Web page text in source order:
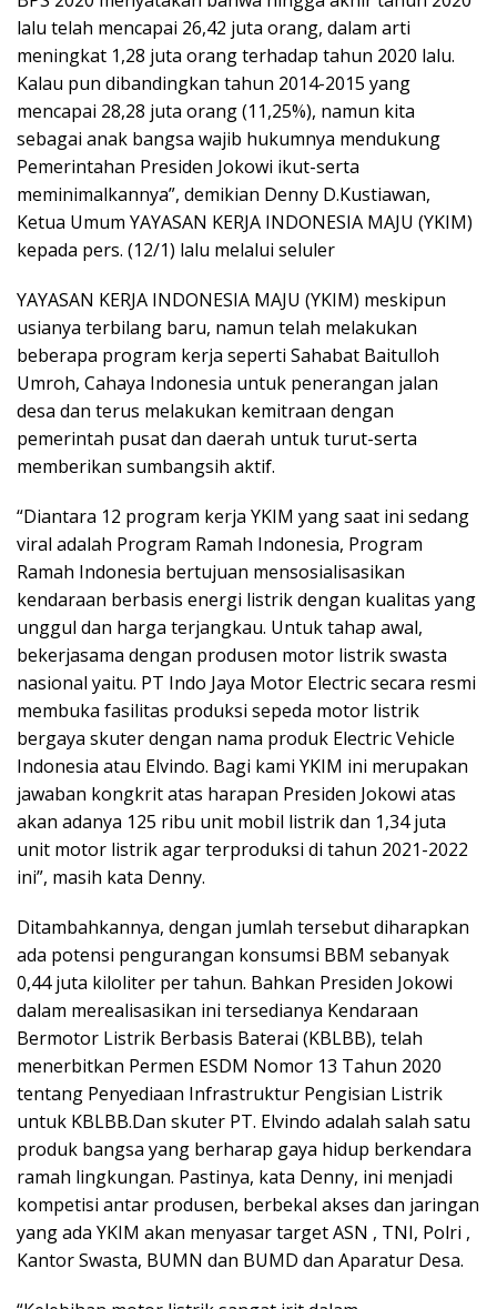
lalu telah mencapai 26,42 juta orang, dalam arti
meningkat 1,28 juta orang terhadap tahun 2020 lalu.
Kalau pun dibandingkan tahun 2014-2015 yang
mencapai 28,28 juta orang (11,25%), namun kita
sebagai anak bangsa wajib hukumnya mendukung
Pemerintahan Presiden Jokowi ikut-serta
meminimalkannya”, demikian Denny D.Kustiawan,
Ketua Umum YAYASAN KERJA INDONESIA MAJU (YKIM)
kepada pers. (12/1) lalu melalui seluler
YAYASAN KERJA INDONESIA MAJU (YKIM) meskipun
usianya terbilang baru, namun telah melakukan
beberapa program kerja seperti Sahabat Baitulloh
Umroh, Cahaya Indonesia untuk penerangan jalan
desa dan terus melakukan kemitraan dengan
pemerintah pusat dan daerah untuk turut-serta
memberikan sumbangsih aktif.
“Diantara 12 program kerja YKIM yang saat ini sedang
viral adalah Program Ramah Indonesia, Program
Ramah Indonesia bertujuan mensosialisasikan
kendaraan berbasis energi listrik dengan kualitas yang
unggul dan harga terjangkau. Untuk tahap awal,
bekerjasama dengan produsen motor listrik swasta
nasional yaitu. PT Indo Jaya Motor Electric secara resmi
membuka fasilitas produksi sepeda motor listrik
bergaya skuter dengan nama produk Electric Vehicle
Indonesia atau Elvindo. Bagi kami YKIM ini merupakan
jawaban kongkrit atas harapan Presiden Jokowi atas
akan adanya 125 ribu unit mobil listrik dan 1,34 juta
unit motor listrik agar terproduksi di tahun 2021-2022
ini”, masih kata Denny.
Ditambahkannya, dengan jumlah tersebut diharapkan
ada potensi pengurangan konsumsi BBM sebanyak
0,44 juta kiloliter per tahun. Bahkan Presiden Jokowi
dalam merealisasikan ini tersedianya Kendaraan
Bermotor Listrik Berbasis Baterai (KBLBB), telah
menerbitkan Permen ESDM Nomor 13 Tahun 2020
tentang Penyediaan Infrastruktur Pengisian Listrik
untuk KBLBB.Dan skuter PT. Elvindo adalah salah satu
produk bangsa yang berharap gaya hidup berkendara
ramah lingkungan. Pastinya, kata Denny, ini menjadi
kompetisi antar produsen, berbekal akses dan jaringan
yang ada YKIM akan menyasar target ASN , TNI, Polri ,
Kantor Swasta, BUMN dan BUMD dan Aparatur Desa.